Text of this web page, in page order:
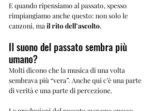
E quando ripensiamo al passato, spesso
rimpiangiamo anche questo: non solo le
canzoni, ma il rito dell’ascolto.
Il suono del passato sembra più
umano?
Molti dicono che la musica di una volta
sembrava più “vera”. Anche qui c’è una parte
di verità e una parte di percezione.